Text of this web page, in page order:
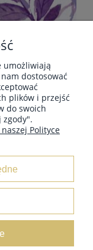
umożliwiają
dostosować
plików i przejść
do swoich
zgody".
Polityce